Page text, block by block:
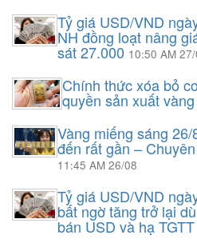
Tỷ giá USD/VND
NH đồng loạt nâng
sát 27.000 10:50 AM
Chính thức xóa bỏ
quyền sản xuất
Vàng miếng sáng
đến rất gần –
11:45 AM 26/08
Tỷ giá USD/VND
bất ngờ tăng trở lại
bán USD và hạ TGTT